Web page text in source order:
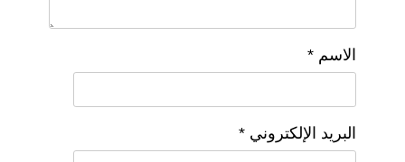
الاسم *
البريد الإلكتروني *